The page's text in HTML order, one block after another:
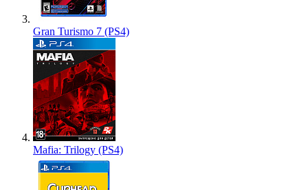
Gran Turismo 7 (PS4)
Mafia: Trilogy (PS4)